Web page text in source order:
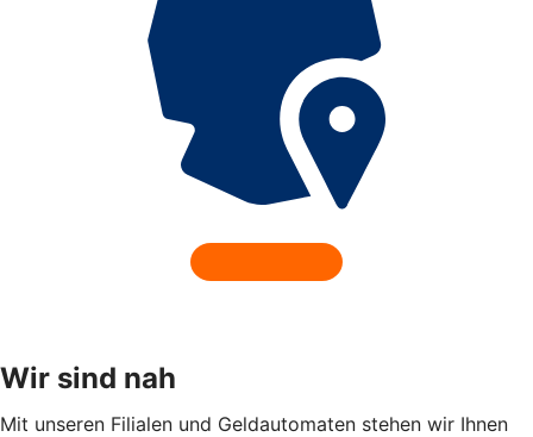
Wir sind nah
Mit unseren Filialen und Geldautomaten stehen wir Ihnen